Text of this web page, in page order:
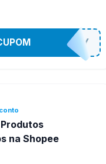
YESO274Y
Produtos
na Shopee